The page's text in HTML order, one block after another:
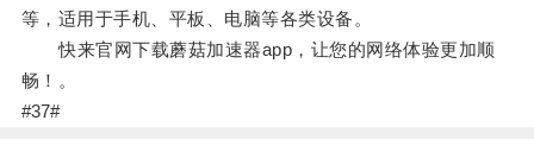
等，适用于手机、平板、电脑等各类设备。
快来官网下载蘑菇加速器app，让您的网络体验更加顺
畅！。
#37#